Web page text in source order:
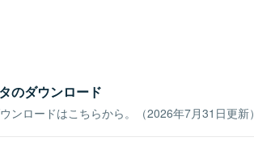
のダウンロード
ンロードはこちらから。（2026年7月31日更新）